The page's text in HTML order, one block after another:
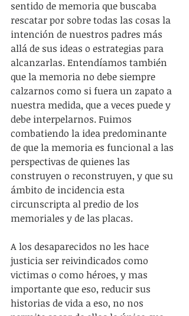
sentido de memoria que buscaba
rescatar por sobre todas las cosas la
intención de nuestros padres más
allá de sus ideas o estrategias para
alcanzarlas. Entendíamos también
que la memoria no debe siempre
calzarnos como si fuera un zapato a
nuestra medida, que a veces puede y
debe interpelarnos. Fuimos
combatiendo la idea predominante
de que la memoria es funcional a las
perspectivas de quienes las
construyen o reconstruyen, y que su
ámbito de incidencia esta
circunscripta al predio de los
memoriales y de las placas.
A los desaparecidos no les hace
justicia ser reivindicados como
victimas o como héroes, y mas
importante que eso, reducir sus
historias de vida a eso, no nos